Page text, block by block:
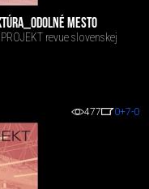
MESTO
revue slovenskej
477 0+7-0